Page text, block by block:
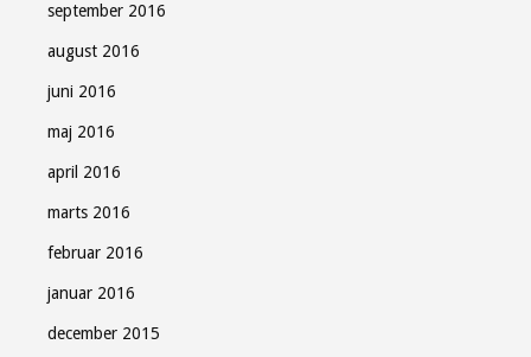
september 2016
august 2016
juni 2016
maj 2016
april 2016
marts 2016
februar 2016
januar 2016
december 2015